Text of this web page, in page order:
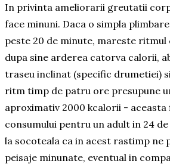
In privinta ameliorarii greutatii
face minuni. Daca o simpla
peste 20 de minute, mareste
dupa sine arderea catorva calorii,
traseu inclinat (specific drumetiei)
ritm timp de patru ore presupune
aproximativ 2000 kcalorii -
consumului pentru un adult in 24
la socoteala ca in acest rastimp ne
peisaje minunate, eventual in